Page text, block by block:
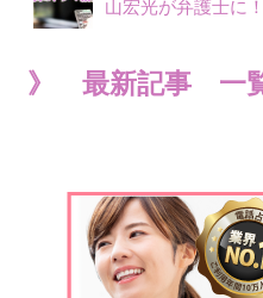
山宏光が弁護士に！
》 最新記事 一